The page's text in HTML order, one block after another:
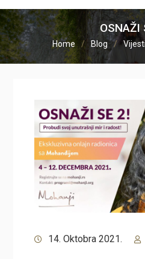
OSNAŽI
Home Blog Vijesti
14. Oktobra 2021.